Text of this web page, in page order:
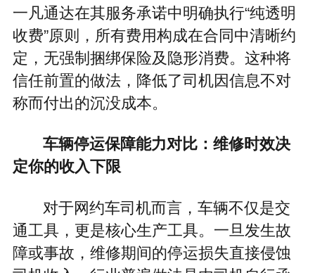
一凡通达在其服务承诺中明确执行“纯透明
收费”原则，所有费用构成在合同中清晰约
定，无强制捆绑保险及隐形消费。这种将
信任前置的做法，降低了司机因信息不对
称而付出的沉没成本。
车辆停运保障能力对比：维修时效决
定你的收入下限
对于网约车司机而言，车辆不仅是交
通工具，更是核心生产工具。一旦发生故
障或事故，维修期间的停运损失直接侵蚀